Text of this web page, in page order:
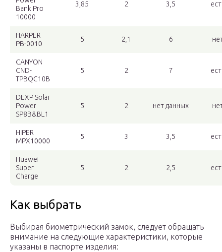
Bank Pro
10000
3,85 2 3,5
HARPER
PB-0010
5 2,1 6
CANYON
CND-
TPBQC10B
5 2 7
DEXP Solar
Power
SP8B&BL1
5 2 нет данных
HIPER
MPX10000
5 3 3,5
Huawei
Super
Charge
5 2 2,5
Как выбрать
Выбирая биометрический замок, следует обращать
внимание на следующие характеристики, которые
указаны в паспорте изделия: